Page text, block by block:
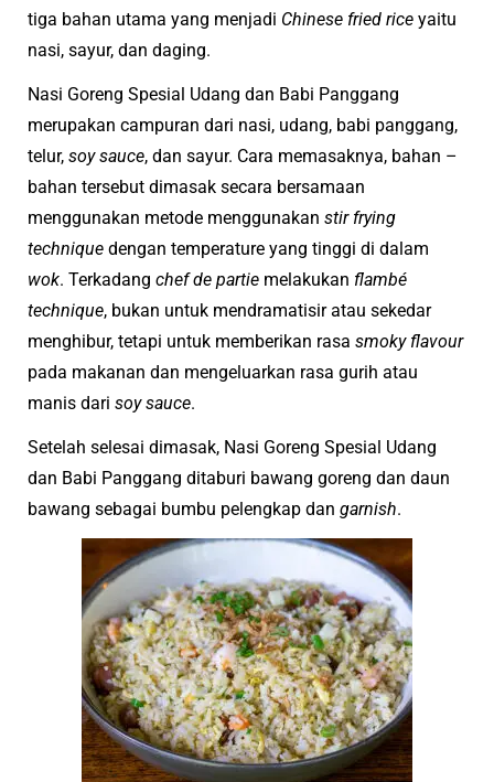
tiga bahan utama yang menjadi Chinese fried rice yaitu
nasi, sayur, dan daging.
Nasi Goreng Spesial Udang dan Babi Panggang
merupakan campuran dari nasi, udang, babi panggang,
telur, soy sauce, dan sayur. Cara memasaknya, bahan –
bahan tersebut dimasak secara bersamaan
menggunakan metode menggunakan stir frying
technique dengan temperature yang tinggi di dalam
wok. Terkadang chef de partie melakukan flambé
technique, bukan untuk mendramatisir atau sekedar
menghibur, tetapi untuk memberikan rasa smoky flavour
pada makanan dan mengeluarkan rasa gurih atau
manis dari soy sauce.
Setelah selesai dimasak, Nasi Goreng Spesial Udang
dan Babi Panggang ditaburi bawang goreng dan daun
bawang sebagai bumbu pelengkap dan garnish.